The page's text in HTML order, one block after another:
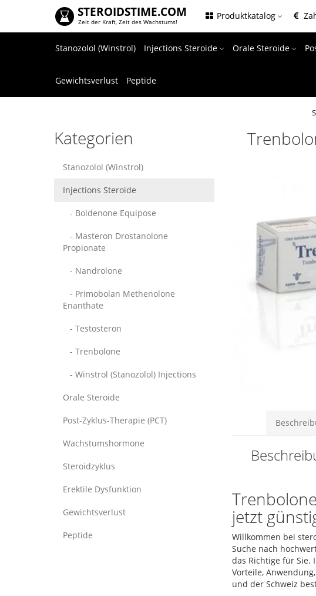
STEROIDSTIME.COM
Zeit der Kraft, Zeit des Wachstums!
Produktkatalog
Stanozolol (Winstrol) Injections Steroide Orale Steroide
Gewichtsverlust Peptide
Kategorien
Stanozolol (Winstrol)
Injections Steroide
- Boldenone Equipose
- Masteron Drostanolone
Propionate
- Nandrolone
- Primobolan Methenolone
Enanthate
- Testosteron
- Trenbolone
- Winstrol (Stanozolol) Injections
Orale Steroide
Post-Zyklus-Therapie (PCT)
Wachstumshormone
Steroidzyklus
Erektile Dysfunktion
Gewichtsverlust
Peptide
jetzt
Willkommen bei
Suche nach
das Richtige für Sie.
Vorteile,
und der Schweiz